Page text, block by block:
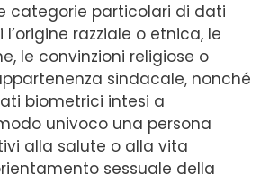
categorie particolari di dati
razziale o etnica, le
le convinzioni religiose o
sindacale, nonché
biometrici intesi a
univoco una persona
alla salute o alla vita
sessuale della